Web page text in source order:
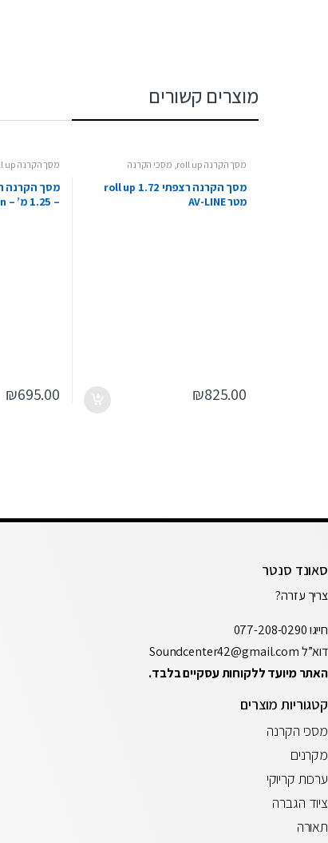
מוצרים קשורים
מסך הקרנה roll up , מסכי הקרנה
מסך הקרנה רצפתי roll up 1.72
מטר AV-LINE
₪825.00
מסך הקרנה roll up
– 1.25 מ’ – BSM-Vision
₪695.00
סאונד סנטר
צריך עזרה?
חייגו077-208-0290
דוא”ל
האתר מיועד ללקוחות עסקיים בלבד.
קטגוריות מוצרים
מסכי הקרנה
מקרנים
ערכות קריוקי
ציוד הגברה
תאורה